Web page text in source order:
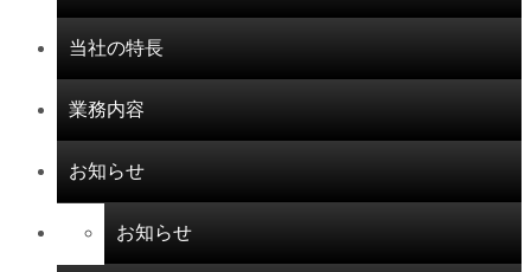
当社の特長
業務内容
お知らせ
お知らせ